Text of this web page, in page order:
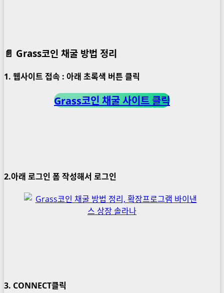
📄 Grass코인 채굴 방법 정리
1. 웹사이트 접속 : 아래 초록색 버튼 클릭
Grass코인 채굴 사이트 클릭
2.아래 로그인 폼 작성해서 로그인
3. CONNECT클릭